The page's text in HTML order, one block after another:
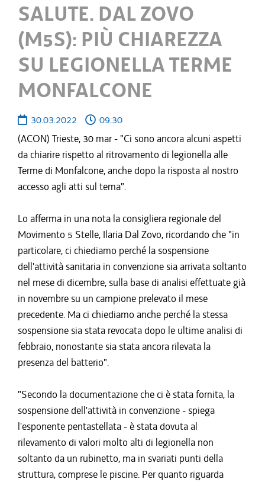
SALUTE. DAL ZOVO
(M5S): PIÙ CHIAREZZA
SU LEGIONELLA TERME
MONFALCONE
30.03.2022
09:30
(ACON) Trieste, 30 mar - "Ci sono ancora alcuni aspetti
da chiarire rispetto al ritrovamento di legionella alle
Terme di Monfalcone, anche dopo la risposta al nostro
accesso agli atti sul tema".
Lo afferma in una nota la consigliera regionale del
Movimento 5 Stelle, Ilaria Dal Zovo, ricordando che "in
particolare, ci chiediamo perché la sospensione
dell'attività sanitaria in convenzione sia arrivata soltanto
nel mese di dicembre, sulla base di analisi effettuate già
in novembre su un campione prelevato il mese
precedente. Ma ci chiediamo anche perché la stessa
sospensione sia stata revocata dopo le ultime analisi di
febbraio, nonostante sia stata ancora rilevata la
presenza del batterio".
"Secondo la documentazione che ci è stata fornita, la
sospensione dell'attività in convenzione - spiega
l'esponente pentastellata - è stata dovuta al
rilevamento di valori molto alti di legionella non
soltanto da un rubinetto, ma in svariati punti della
struttura, comprese le piscine. Per quanto riguarda